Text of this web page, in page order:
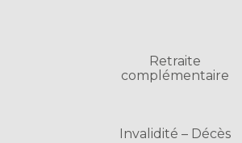
Retraite
complémentaire
Invalidité – Décès